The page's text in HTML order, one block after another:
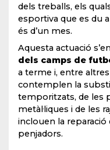
dels treballs, els
esportiva que es du
és d’un mes.
Aquesta actuació
dels camps de
a terme i, entre
contemplen la
temporitzats, de les
metàl·liques i de les
inclouen la reparació
penjadors.